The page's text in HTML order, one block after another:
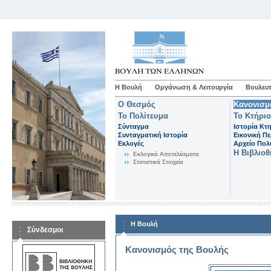
Η Βουλή Οργάνωση & Λειτουργία
Ο Θεσμός
Το Πολίτευμα
Σύνταγμα
Συνταγματική Ιστορία
Εκλογές
Eκλογικά Aποτελέσματα
Στατιστικά Στοιχεία
Το Κτήριο
Ιστορία
Εικονική
Αρχείο
Η
Σύνδεσμοι
Η Βουλή
Κανονισμός της Βουλής